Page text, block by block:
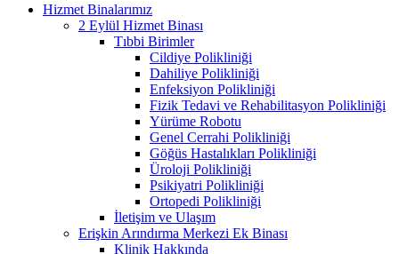
Hizmet Binalarımız
2 Eylül Hizmet Binası
Tıbbi Birimler
Cildiye Polikliniği
Dahiliye Polikliniği
Enfeksiyon Polikliniği
Fizik Tedavi ve Rehabilitasyon Polikliniği
Yürüme Robotu
Genel Cerrahi Polikliniği
Göğüs Hastalıkları Polikliniği
Üroloji Polikliniği
Psikiyatri Polikliniği
Ortopedi Polikliniği
İletişim ve Ulaşım
Erişkin Arındırma Merkezi Ek Binası
Klinik Hakkında